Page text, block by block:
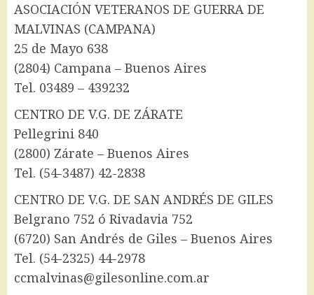
ASOCIACIÓN VETERANOS DE GUERRA DE
MALVINAS (CAMPANA)
25 de Mayo 638
(2804) Campana – Buenos Aires
Tel. 03489 – 439232
CENTRO DE V.G. DE ZÁRATE
Pellegrini 840
(2800) Zárate – Buenos Aires
Tel. (54-3487) 42-2838
CENTRO DE V.G. DE SAN ANDRÉS DE GILES
Belgrano 752 ó Rivadavia 752
(6720) San Andrés de Giles – Buenos Aires
Tel. (54-2325) 44-2978
ccmalvinas@gilesonline.com.ar